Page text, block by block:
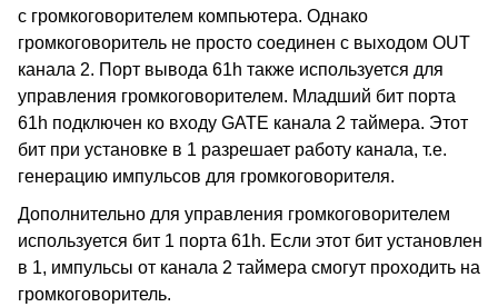
с громкоговорителем компьютера. Однако
громкоговоритель не просто соединен с выходом OUT
канала 2. Порт вывода 61h также используется для
управления громкоговорителем. Младший бит порта
61h подключен ко входу GATE канала 2 таймера. Этот
бит при установке в 1 разрешает работу канала, т.е.
генерацию импульсов для громкоговорителя.
Дополнительно для управления громкоговорителем
используется бит 1 порта 61h. Если этот бит установлен
в 1, импульсы от канала 2 таймера смогут проходить на
громкоговоритель.